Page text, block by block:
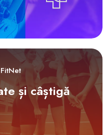
și câștigă